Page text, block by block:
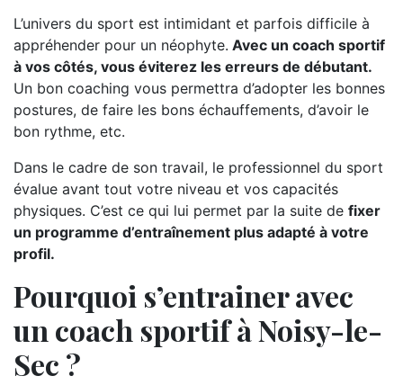
L’univers du sport est intimidant et parfois difficile à
appréhender pour un néophyte. Avec un coach sportif
à vos côtés, vous éviterez les erreurs de débutant.
Un bon coaching vous permettra d’adopter les bonnes
postures, de faire les bons échauffements, d’avoir le
bon rythme, etc.
Dans le cadre de son travail, le professionnel du sport
évalue avant tout votre niveau et vos capacités
physiques. C’est ce qui lui permet par la suite de fixer
un programme d’entraînement plus adapté à votre
profil.
Pourquoi s’entrainer avec
un coach sportif à Noisy-le-
Sec ?